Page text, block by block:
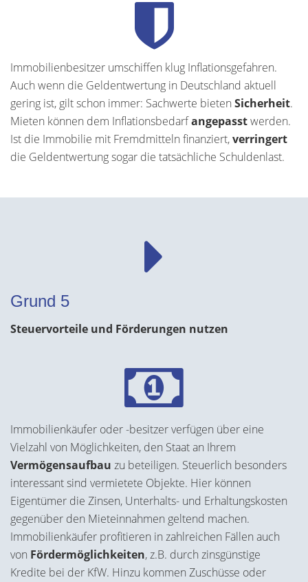
Immobilienbesitzer umschiffen klug Inflationsgefahren.
Auch wenn die Geldentwertung in Deutschland aktuell
gering ist, gilt schon immer: Sachwerte bieten Sicherheit.
Mieten können dem Inflationsbedarfangepasstwerden.
Ist die Immobilie mit Fremdmitteln finanziert,verringert
die Geldentwertung sogar die tatsächliche Schuldenlast.
Grund 5
Steuervorteile und Förderungen nutzen
Immobilienkäufer oder -besitzer verfügen über eine
Vielzahl von Möglichkeiten, den Staat an Ihrem
Vermögensaufbau zu beteiligen. Steuerlich besonders
interessant sind vermietete Objekte. Hier können
Eigentümer die Zinsen, Unterhalts- und Erhaltungskosten
gegenüber den Mieteinnahmen geltend machen.
Immobilienkäufer profitieren in zahlreichen Fällen auch
von Fördermöglichkeiten, z.B. durch zinsgünstige
Kredite bei der KfW. Hinzu kommen Zuschüsse oder